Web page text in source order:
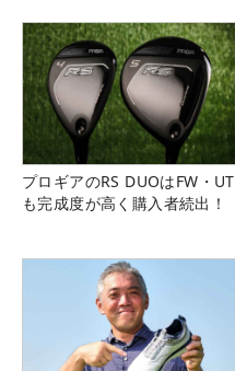
プロギアのRS DUOはFW・UT
も完成度が高く購入者続出！